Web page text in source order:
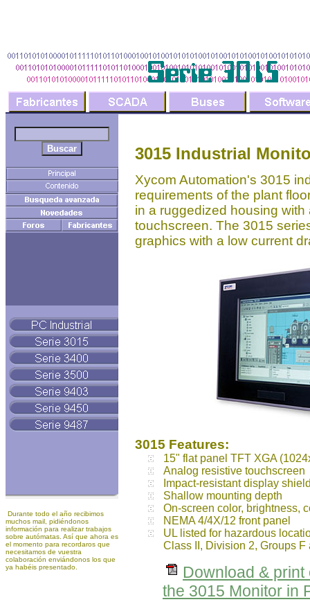
Durante todo el año recibimos
muchos mail, pidiéndonos
información para realizar trabajos
sobre autómatas. Así que ahora es
el momento para recordaros que
necesitamos de vuestra
colaboración enviándonos los que
ya habéis presentado.
3015 Industrial
Xycom Automation's 3015
requirements of the plant
in a ruggedized housing
touchscreen. The 3015
graphics with a low current
3015 Features:
15" flat panel TFT XGA
Analog resistive touchscreen
Impact-resistant display
Shallow mounting depth
On-screen color, brightness,
NEMA 4/4X/12 front panel
UL listed for hazardous
Class II, Division 2, Groups F
Download &
the 3015 Monitor in